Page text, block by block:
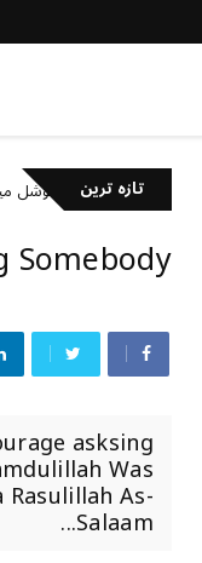
تازہ ترینسوشل میڈیا
Somebody
asksing
Was
Rasulillah As-
Salaam...